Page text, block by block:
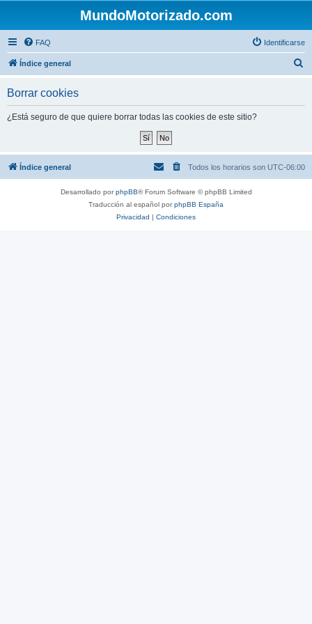
MundoMotorizado.com
FAQ Identificarse
Índice general
Borrar cookies
¿Está seguro de que quiere borrar todas las cookies de este sitio?
Índice general Todos los horarios son UTC-06:00
Desarrollado porphpBB® Forum Software © phpBB Limited
Traducción al español porphpBB España
Privacidad | Condiciones